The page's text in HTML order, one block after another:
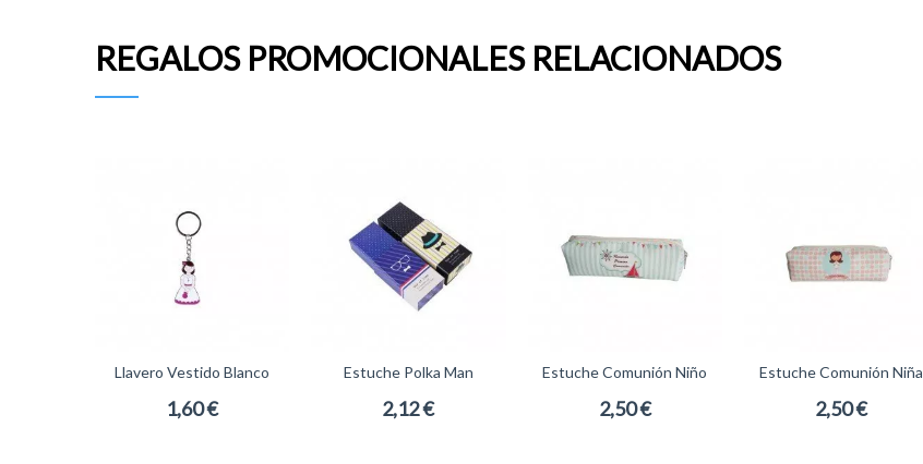
REGALOS PROMOCIONALES RELACIONADOS
Llavero Vestido Blanco
1,60 €
Estuche Polka Man
2,12 €
Estuche Comunión Niño
2,50 €
Estuche Comunión Niña
2,50 €